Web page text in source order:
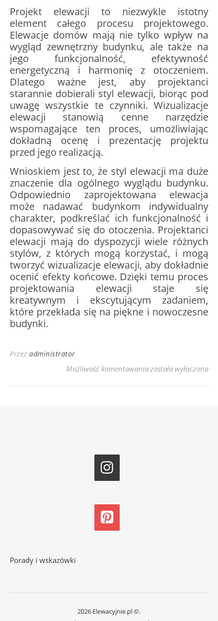
Projekt elewacji to niezwykle istotny
element całego procesu projektowego.
Elewacje domów mają nie tylko wpływ na
wygląd zewnętrzny budynku, ale także na
jego funkcjonalność, efektywność
energetyczną i harmonię z otoczeniem.
Dlatego ważne jest, aby projektanci
starannie dobierali styl elewacji, biorąc pod
uwagę wszystkie te czynniki. Wizualizacje
elewacji stanowią cenne narzędzie
wspomagające ten proces, umożliwiając
dokładną ocenę i prezentację projektu
przed jego realizacją.
Wnioskiem jest to, że styl elewacji ma duże
znaczenie dla ogólnego wyglądu budynku.
Odpowiednio zaprojektowana elewacja
może nadawać budynkom indywidualny
charakter, podkreślać ich funkcjonalność i
dopasowywać się do otoczenia. Projektanci
elewacji mają do dyspozycji wiele różnych
stylów, z których mogą korzystać, i mogą
tworzyć wizualizacje elewacji, aby dokładnie
ocenić efekty końcowe. Dzięki temu proces
projektowania elewacji staje się
kreatywnym i ekscytującym zadaniem,
które przekłada się na piękne i nowoczesne
budynki.
Przez administrator
Możliwość komentowania Różnorodne style
została wyłączona
Porady i wskazówki
2026 Elewacyjnie.pl ©.